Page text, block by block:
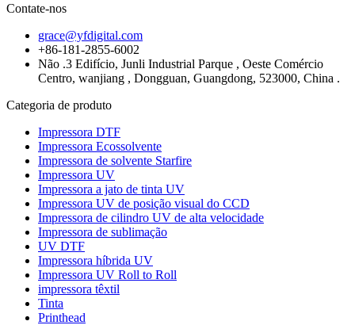
Contate-nos
grace@yfdigital.com
+86-181-2855-6002
Não .3 Edifício, Junli Industrial Parque , Oeste Comércio
Centro, wanjiang , Dongguan, Guangdong, 523000, China .
Categoria de produto
Impressora DTF
Impressora Ecossolvente
Impressora de solvente Starfire
Impressora UV
Impressora a jato de tinta UV
Impressora UV de posição visual do CCD
Impressora de cilindro UV de alta velocidade
Impressora de sublimação
UV DTF
Impressora híbrida UV
Impressora UV Roll to Roll
impressora têxtil
Tinta
Printhead